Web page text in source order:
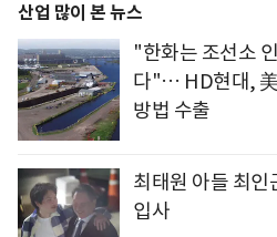
산업 많이 본 뉴스
"한화는 조선소
다"… HD현대, 美
방법 수출
최태원 아들 최인
입사